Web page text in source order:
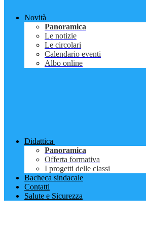
Novità
Panoramica
Le notizie
Le circolari
Calendario eventi
Albo online
Didattica
Panoramica
Offerta formativa
I progetti delle classi
Bacheca sindacale
Contatti
Salute e Sicurezza